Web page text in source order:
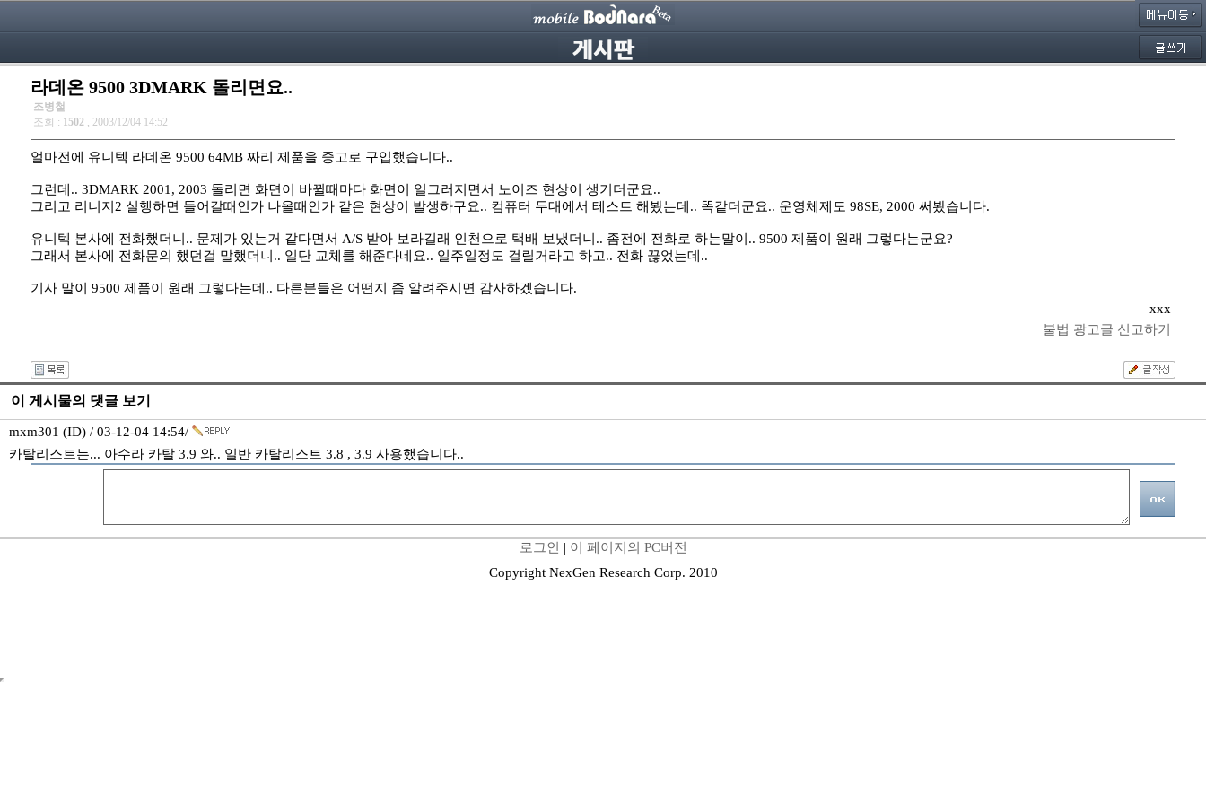
라데온 9500 3DMARK 돌리면요..
조병철
조회 : 1502 , 2003/12/04 14:52
얼마전에 유니텍 라데온 9500 64MB 짜리 제품을 중고로 구입했습니다..
그런데.. 3DMARK 2001, 2003 돌리면 화면이 바뀔때마다 화면이 일그러지면서 노이즈 현상이 생기더군요..
그리고 리니지2 실행하면 들어갈때인가 나올때인가 같은 현상이 발생하구요.. 컴퓨터 두대에서 테스트 해봤는데.. 똑같더군요.. 운영체제도 98SE, 2000 써봤습니다.
유니텍 본사에 전화했더니.. 문제가 있는거 같다면서 A/S 받아 보라길래 인천으로 택배 보냈더니.. 좀전에 전화로 하는말이.. 9500 제품이 원래 그렇다는군요?
그래서 본사에 전화문의 했던걸 말했더니.. 일단 교체를 해준다네요.. 일주일정도 걸릴거라고 하고.. 전화 끊었는데..
기사 말이 9500 제품이 원래 그렇다는데.. 다른분들은 어떤지 좀 알려주시면 감사하겠습니다.
xxx
불법 광고글 신고하기
이 게시물의 댓글 보기
mxm301 (ID) / 03-12-04 14:54/
카탈리스트는... 아수라 카탈 3.9 와.. 일반 카탈리스트 3.8 , 3.9 사용했습니다..
로그인 | 이 페이지의 PC버전
Copyright NexGen Research Corp. 2010